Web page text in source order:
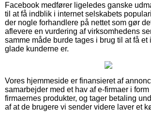
Facebook medfører ligeledes ganske
til at få indblik i internet selskabets
der nogle forhandlere på nettet som gør
aflevere en vurdering af virksomhedens
samme måde burde tages i brug til at få et
glade kunderne er.
Vores hjemmeside er finansieret af
samarbejder med et hav af e-firmaer i
firmaernes produkter, og tager betaling
af at de brugere vi sender videre laver et